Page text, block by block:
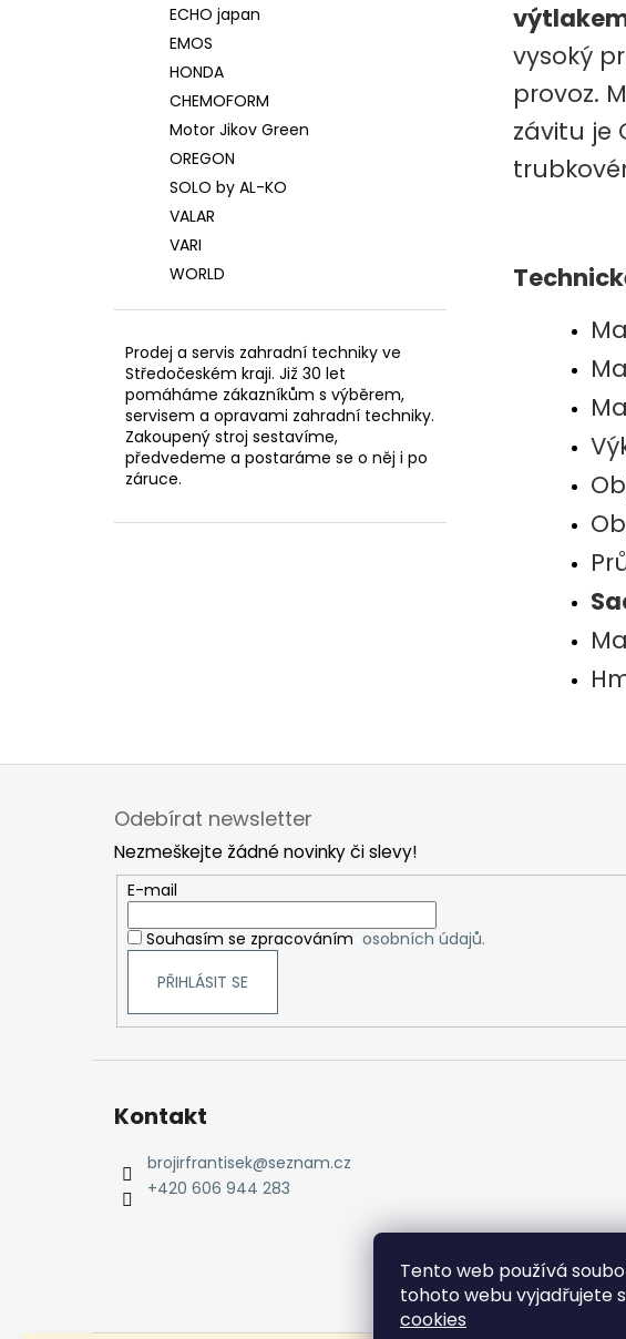
Tento web používá
tohoto webu vyjadřujete
cookies
ECHO japan
EMOS
HONDA
CHEMOFORM
Motor Jikov Green
OREGON
SOLO by AL-KO
VALAR
VARI
WORLD
Prodej a servis zahradní techniky ve
Středočeském kraji. Již 30 let
pomáháme zákazníkům s výběrem,
servisem a opravami zahradní techniky.
Zakoupený stroj sestavíme,
předvedeme a postaráme se o něj i po
záruce.
vysoký
provoz.
závitu je
Z
Odebírat newsletter
Nezmeškejte žádné novinky či slevy!
E-mail
Souhasím se zpracováním osobních údajů.
PŘIHLÁSIT SE
Kontakt
brojirfrantisek@seznam.cz
+420 606 944 283